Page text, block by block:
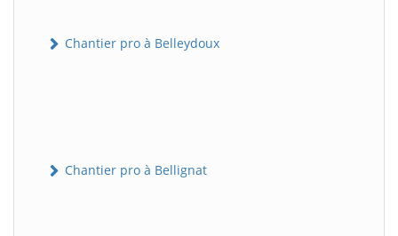
Chantier pro à Belleydoux
Chantier pro à Bellignat